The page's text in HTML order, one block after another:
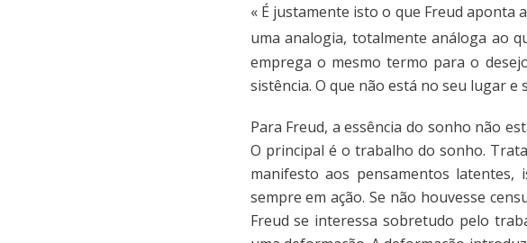
« É justamente isto o que Freud
uma analogia, totalmente análoga ao
emprega o mesmo termo para o
sistência. O que não está no seu lugar e
Para Freud, a essência do sonho não
O principal é o trabalho do sonho.
manifesto aos pensamentos
sempre em ação. Se não houvesse
Freud se interessa sobretudo pelo